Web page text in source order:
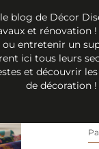
blog de Décor
et rénovation
ou entretenir un
ici tous leurs
et découvrir
de décoration !